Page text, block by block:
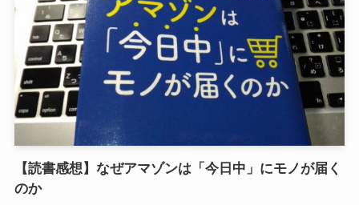
【読書感想】なぜアマゾンは「今日中」にモノが届く
のか